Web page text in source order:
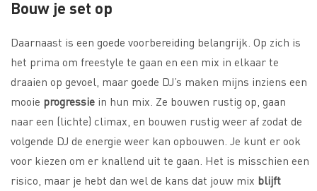
Bouw je set op
Daarnaast is een goede voorbereiding belangrijk. Op zich is
het prima om freestyle te gaan en een mix in elkaar te
draaien op gevoel, maar goede DJ’s maken mijns inziens een
mooie progressie in hun mix. Ze bouwen rustig op, gaan
naar een (lichte) climax, en bouwen rustig weer af zodat de
volgende DJ de energie weer kan opbouwen. Je kunt er ook
voor kiezen om er knallend uit te gaan. Het is misschien een
risico, maar je hebt dan wel de kans dat jouw mix blijft